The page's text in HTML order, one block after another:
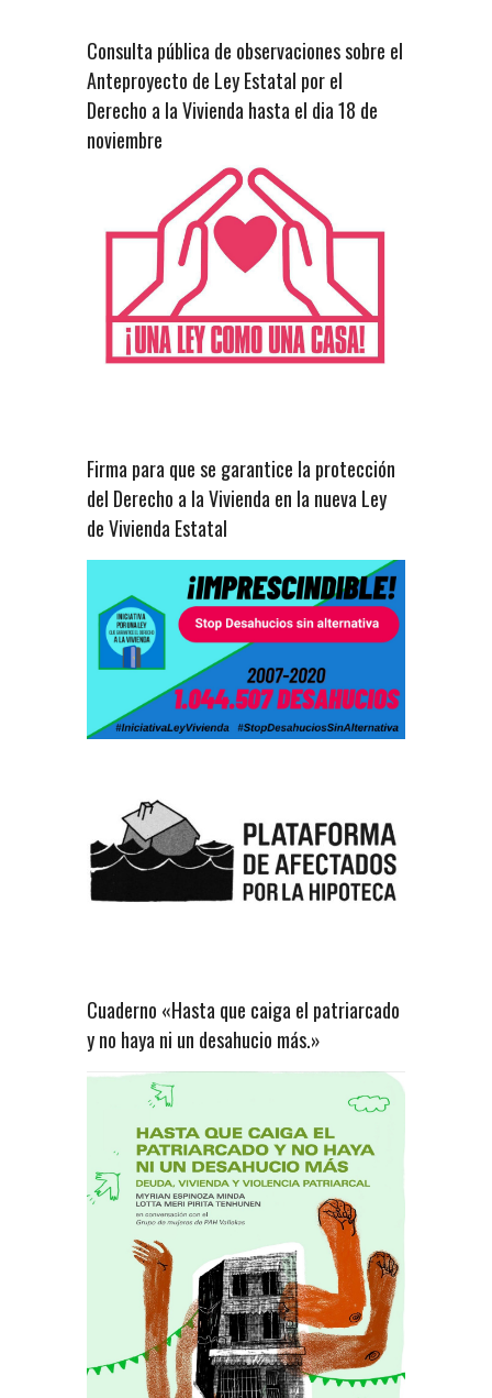
Consulta pública de observaciones sobre el
Anteproyecto de Ley Estatal por el
Derecho a la Vivienda hasta el dia 18 de
noviembre
Firma para que se garantice la protección
del Derecho a la Vivienda en la nueva Ley
de Vivienda Estatal
Cuaderno «Hasta que caiga el patriarcado
y no haya ni un desahucio más.»